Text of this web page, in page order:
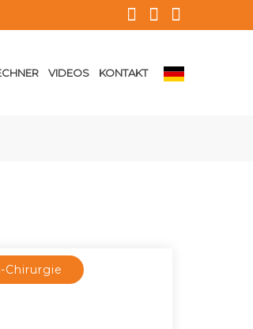
VIDEOS KONTAKT
Chirurgie